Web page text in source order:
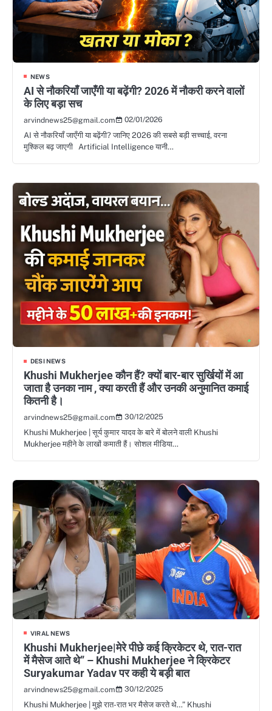
NEWS
AI से नौकरियाँ जाएँगी या बढ़ेंगी? 2026 में नौकरी करने वालों
के लिए बड़ा सच
arvindnews25@gmail.com
02/01/2026
AI से नौकरियाँ जाएँगी या बढ़ेंगी? जानिए 2026 की सबसे बड़ी सच्चाई, वरना
मुश्किल बढ़ जाएगी Artificial Intelligence यानी…
DESI NEWS
Khushi Mukherjee कौन हैं? क्यों बार-बार सुर्खियों में आ
जाता है उनका नाम , क्या करती हैं और उनकी अनुमानित कमाई
कितनी है।
arvindnews25@gmail.com
30/12/2025
Khushi Mukherjee | सूर्य कुमार यादव के बारे में बोलने वाली Khushi
Mukherjee महीने के लाखों कमाती हैं। सोशल मीडिया…
VIRAL NEWS
Khushi Mukherjee|मेरे पीछे कई क्रिकेटर थे, रात-रात
में मैसेज आते थे” – Khushi Mukherjee ने क्रिकेटर
Suryakumar Yadav पर कही ये बड़ी बात
arvindnews25@gmail.com
30/12/2025
Khushi Mukherjee | मुझे रात-रात भर मैसेज करते थे…” Khushi